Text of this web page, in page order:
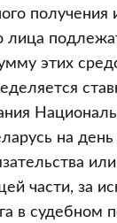
лица
этих
на
части, за
в судебном